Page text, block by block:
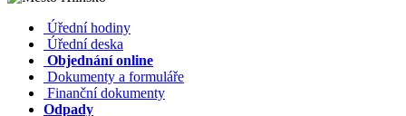
Úřední hodiny
Úřední deska
Objednání online
Dokumenty a formuláře
Finanční dokumenty
Odpady